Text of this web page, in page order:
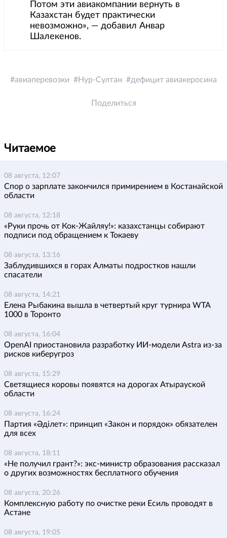
Потом эти авиакомпании вернуть в
Казахстан будет практически
невозможно», — добавил Анвар
Шалекенов.
авиаперевозки Нур-Султан дефицит авиакеросина
Поделиться
Читаемое
08 августа, 12:07
Спор о зарплате закончился примирением в Костанайской
области
08 августа, 12:18
«Руки прочь от Кок-Жайляу!»: казахстанцы собирают
подписи под обращением к Токаеву
08 августа, 13:16
Заблудившихся в горах Алматы подростков нашли
спасатели
08 августа, 14:21
Елена Рыбакина вышла в четвертый круг турнира WTA
1000 в Торонто
08 августа, 16:04
OpenAI приостановила разработку ИИ-модели Astra из-за
рисков киберугроз
08 августа, 15:29
Светящиеся коровы появятся на дорогах Атырауской
области
08 августа, 16:24
Партия «Әділет»: принцип «Закон и порядок» обязателен
для всех
08 августа, 18:11
«Не получил грант?»: экс-министр образования рассказал
о других возможностях бесплатного обучения
08 августа, 20:26
Комплексную работу по очистке реки Есиль проводят в
Астане
08 августа, 19:05